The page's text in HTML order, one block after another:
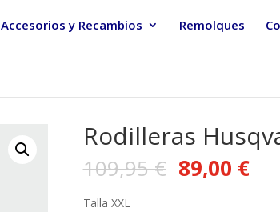
Accesorios y Recambios Remolques
Rodilleras
109,95€ 89,00 €
Talla XXL